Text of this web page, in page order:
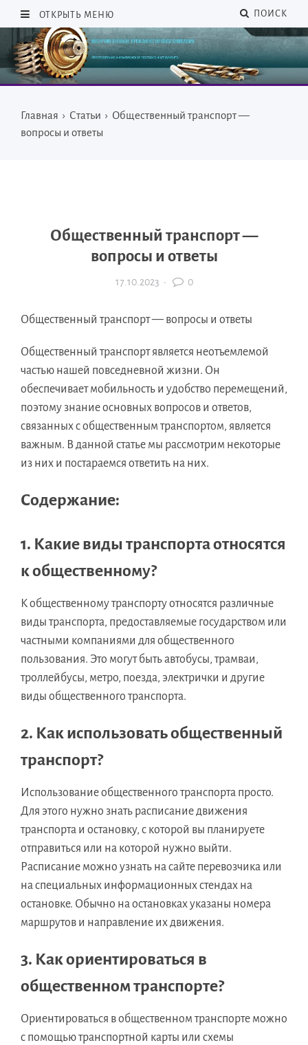
ОТКРЫТЬ МЕНЮ ПОИСК
Главная › Статьи › Общественный транспорт —
вопросы и ответы
Общественный транспорт —
вопросы и ответы
17.10.2023 · 0
Общественный транспорт — вопросы и ответы
Общественный транспорт является неотъемлемой
частью нашей повседневной жизни. Он
обеспечивает мобильность и удобство перемещений,
поэтому знание основных вопросов и ответов,
связанных с общественным транспортом, является
важным. В данной статье мы рассмотрим некоторые
из них и постараемся ответить на них.
Содержание:
1. Какие виды транспорта относятся
к общественному?
К общественному транспорту относятся различные
виды транспорта, предоставляемые государством или
частными компаниями для общественного
пользования. Это могут быть автобусы, трамваи,
троллейбусы, метро, поезда, электрички и другие
виды общественного транспорта.
2. Как использовать общественный
транспорт?
Использование общественного транспорта просто.
Для этого нужно знать расписание движения
транспорта и остановку, с которой вы планируете
отправиться или на которой нужно выйти.
Расписание можно узнать на сайте перевозчика или
на специальных информационных стендах на
остановке. Обычно на остановках указаны номера
маршрутов и направление их движения.
3. Как ориентироваться в
общественном транспорте?
Ориентироваться в общественном транспорте можно
с помощью транспортной карты или схемы